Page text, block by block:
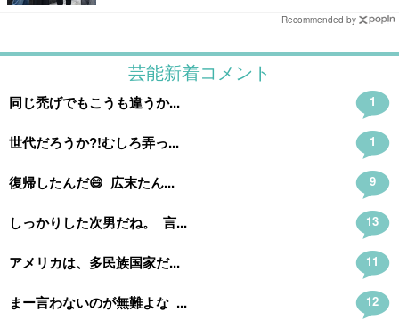
Recommended by